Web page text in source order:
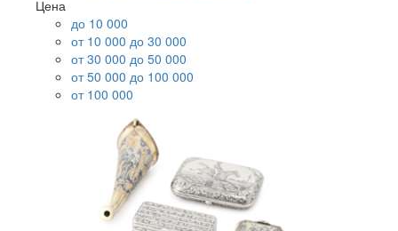
Цена
до 10 000
от 10 000 до 30 000
от 30 000 до 50 000
от 50 000 до 100 000
от 100 000